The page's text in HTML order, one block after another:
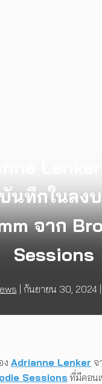
นทึกในลง
จาก
Sessions
| กันยายน 30, 2024|
ง Adrianne Lenker จ
Sessions ที่มีคอน